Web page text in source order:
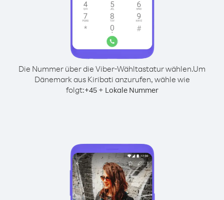
Die Nummer über die Viber-Wähltastatur wählen.Um
Dänemark aus Kiribati anzurufen, wähle wie
folgt:+45+ Lokale Nummer